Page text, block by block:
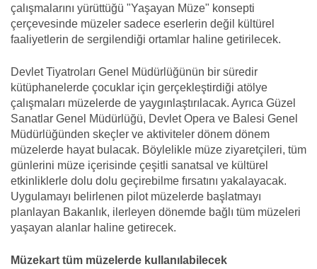
çalışmalarını yürüttüğü "Yaşayan Müze" konsepti
çerçevesinde müzeler sadece eserlerin değil kültürel
faaliyetlerin de sergilendiği ortamlar haline getirilecek.
Devlet Tiyatroları Genel Müdürlüğünün bir süredir
kütüphanelerde çocuklar için gerçekleştirdiği atölye
çalışmaları müzelerde de yaygınlaştırılacak. Ayrıca Güzel
Sanatlar Genel Müdürlüğü, Devlet Opera ve Balesi Genel
Müdürlüğünden skeçler ve aktiviteler dönem dönem
müzelerde hayat bulacak. Böylelikle müze ziyaretçileri, tüm
günlerini müze içerisinde çeşitli sanatsal ve kültürel
etkinliklerle dolu dolu geçirebilme fırsatını yakalayacak.
Uygulamayı belirlenen pilot müzelerde başlatmayı
planlayan Bakanlık, ilerleyen dönemde bağlı tüm müzeleri
yaşayan alanlar haline getirecek.
Müzekart tüm müzelerde kullanılabilecek